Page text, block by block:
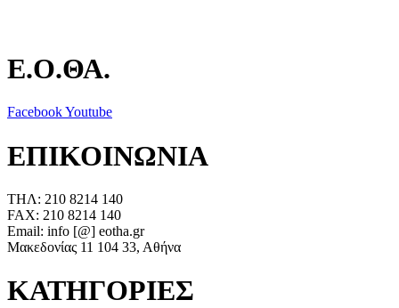
Ε.Ο.ΘΑ.
FacebookYoutube
ΕΠΙΚΟΙΝΩΝΙΑ
ΤΗΛ: 210 8214 140
FAX: 210 8214 140
Email: info [@] eotha.gr
Μακεδονίας 11 104 33, Αθήνα
ΚΑΤΗΓΟΡΙΕΣ